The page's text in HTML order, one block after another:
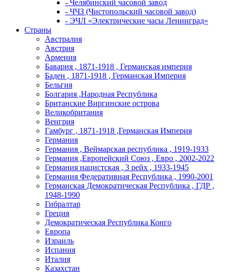
- Челябинский часовой завод
- ЧЧЗ (Чистопольский часовой завод)
- ЭЧЛ «Электрические часы Ленинград»
Страны
Австралия
Австрия
Армения
Бавария , 1871-1918 , Германская империя
Баден , 1871-1918 , Германская Империя
Бельгия
Болгария ,Народная Республика
Британские Виргинские острова
Великобритания
Венгрия
Гамбург , 1871-1918 ,Германская Империя
Германия
Германия , Веймарская республика , 1919-1933
Германия ,Европейский Союз , Евро , 2002-2022
Германия нацистская , 3 рейх , 1933-1945
Германия Федеративная Республика , 1990-2001
Германская Демократическая Республика , ГДР ,
1948-1990
Гибралтар
Греция
Демократическая Республика Конго
Европа
Израиль
Испания
Италия
Казахстан